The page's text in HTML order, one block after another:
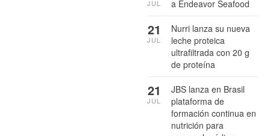
a Endeavor Seafood
JUL
Nurri lanza su nueva
leche proteica
ultrafiltrada con 20 g
de proteína
21
JUL
JBS lanza en Brasil
plataforma de
formación continua en
nutrición para
21
JUL